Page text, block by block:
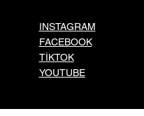
INSTAGRAM
FACEBOOK
TİKTOK
YOUTUBE